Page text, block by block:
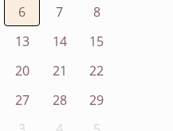
6 7
8
13 14
15
20 21
22
27 28
29